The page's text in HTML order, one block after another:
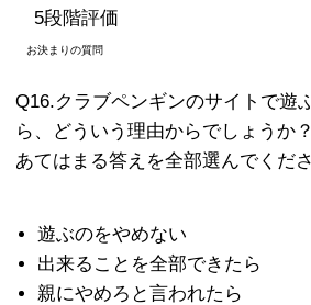
5段階評価
お決まりの質問
Q16.クラブペンギンのサイトで遊
ら、どういう理由からでしょうか？
あてはまる答えを全部選んでくださ
遊ぶのをやめない
出来ることを全部できたら
親にやめろと言われたら